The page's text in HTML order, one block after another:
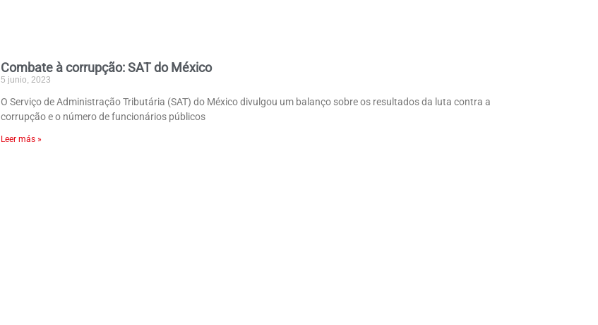
Combate à corrupção: SAT do México
5 junio, 2023
O Serviço de Administração Tributária (SAT) do México divulgou um balanço sobre os resultados da luta contra a
corrupção e o número de funcionários públicos
Leer más »